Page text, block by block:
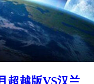
超越版VS汉兰